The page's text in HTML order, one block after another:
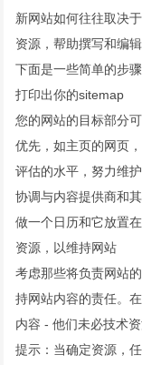
新网站如何往往取决
资源，帮助撰写和编辑
下面是一些简单的步
打印出你的sitemap
您的网站的目标部分
优先，如主页的网页，
评估的水平，努力维
协调与内容提供商和
做一个日历和它放置
资源，以维持网站
考虑那些将负责网站
持网站内容的责任。
内容 - 他们未必技术
提示：当确定资源，